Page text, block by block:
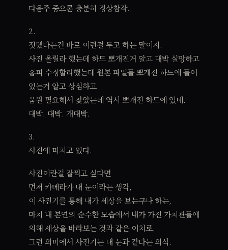
다음주 중으론 충분히 정상참작.
2.
젓댔다는건 바로 이런걸 두고 하는 말이지.
사진 올릴라 했는데 하드 뽀개진거 알고 대박 실망하고
홈피 수정할라했는데 원본 파일들 뽀개진 하드에 들어
있는거 알고 상심하고
움원 필요해서 찾았는데 역시 뽀개진 하드에 있네.
대박. 대박. 개대박.
3.
사진에 미치고 있다.
사진이란걸 잘찍고 싶다면
먼저 카메라가 내 눈이라는 생각,
이 사진기를 통해 내가 세상을 보는구나 하는,
마치 내 본연의 순수한 모습에서 내가 가진 가치관들에
의해 세상을 바라보는 것과 같은 이치로,
그런 의미에서 사진기는 내 눈과 같다는 의식.